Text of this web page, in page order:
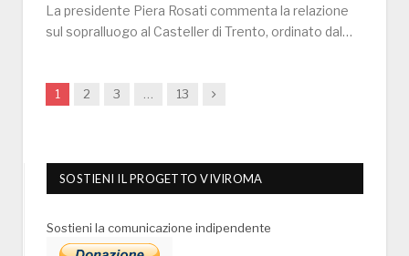
La presidente Piera Rosati commenta la relazione
sul sopralluogo al Casteller di Trento, ordinato dal…
1 2 3 … 13 Next
SOSTIENI IL PROGETTO VIVIROMA
Sostieni la comunicazione indipendente